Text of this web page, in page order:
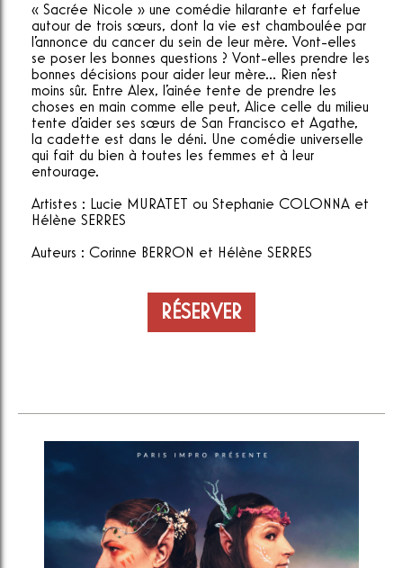
« Sacrée Nicole » une comédie hilarante et farfelue
autour de trois sœurs, dont la vie est chamboulée par
l'annonce du cancer du sein de leur mère. Vont-elles
se poser les bonnes questions ? Vont-elles prendre les
bonnes décisions pour aider leur mère... Rien n'est
moins sûr. Entre Alex, l'ainée tente de prendre les
choses en main comme elle peut, Alice celle du milieu
tente d'aider ses sœurs de San Francisco et Agathe,
la cadette est dans le déni. Une comédie universelle
qui fait du bien à toutes les femmes et à leur
entourage.
Artistes : Lucie MURATET ou Stephanie COLONNA et
Hélène SERRES
Auteurs : Corinne BERRON et Hélène SERRES
RÉSERVER